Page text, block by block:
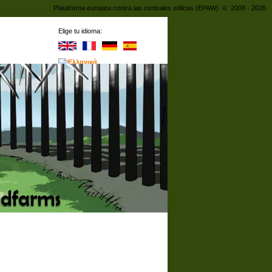
Elige tu idioma:
Plataforma europea contra las centrales eólicas (EPAW) © 2008 - 2026